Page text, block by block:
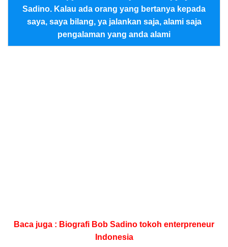
Sadino. Kalau ada orang yang bertanya kepada
saya, saya bilang, ya jalankan saja, alami saja
pengalaman yang anda alami
Baca juga : Biografi Bob Sadino tokoh enterpreneur
Indonesia